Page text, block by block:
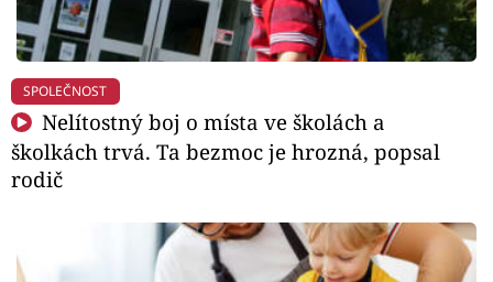
Sledujte nás
SPOLEČNOST
Nelítostný boj o místa ve školách a
školkách trvá. Ta bezmoc je hrozná, popsal
rodič